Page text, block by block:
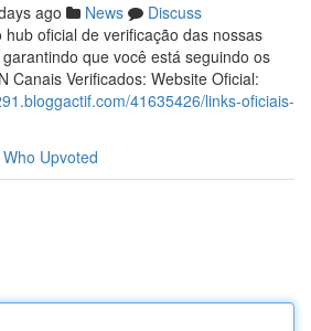
ago News
Discuss
oficial de verificação das nossas
que você está seguindo os
Canais Verificados: Website Oficial:
41635426/links-oficiais-
Who Upvoted